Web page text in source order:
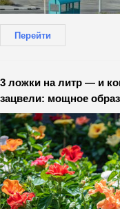
Перейти
3 ложки на литр — и
зацвели: мощное